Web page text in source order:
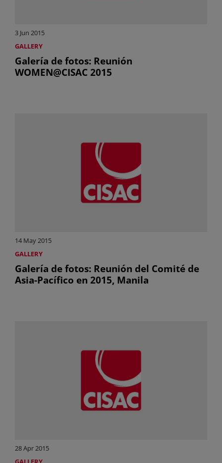
3 Jun 2015
GALLERY
Galería de fotos: Reunión
WOMEN@CISAC 2015
14 May 2015
GALLERY
Galería de fotos: Reunión del Comité de
Asia-Pacífico en 2015, Manila
28 Apr 2015